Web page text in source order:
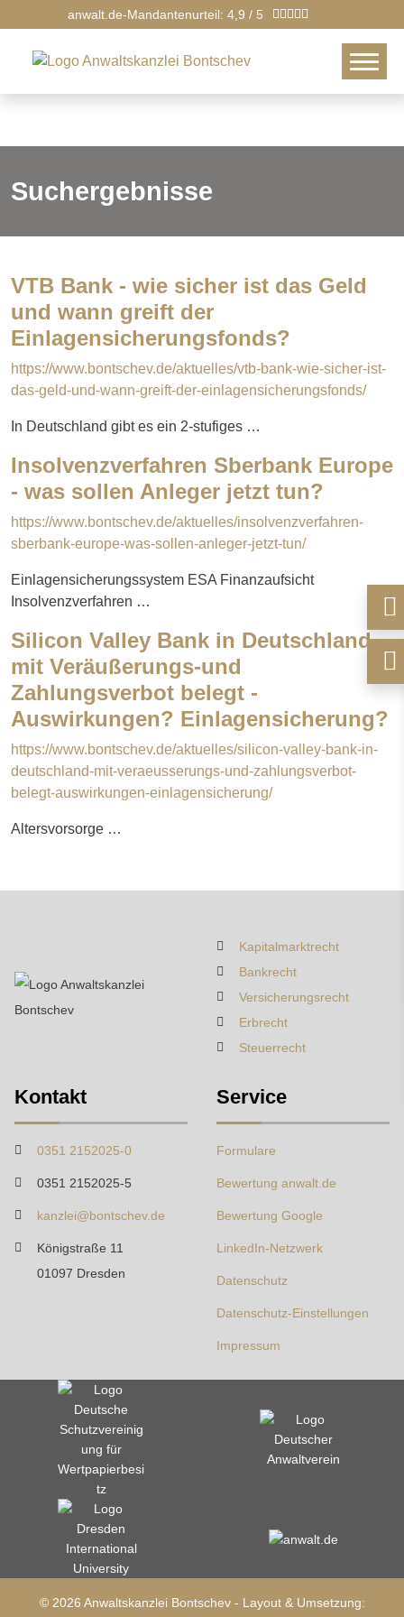
anwalt.de-Mandantenurteil: 4,9 / 5
Suchergebnisse
VTB Bank - wie sicher ist das Geld
und wann greift der
Einlagensicherungsfonds?
https://www.bontschev.de/aktuelles/vtb-bank-wie-sicher-ist-
das-geld-und-wann-greift-der-einlagensicherungsfonds/
In Deutschland gibt es ein 2-stufiges …
Insolvenzverfahren Sberbank Europe
- was sollen Anleger jetzt tun?
https://www.bontschev.de/aktuelles/insolvenzverfahren-
sberbank-europe-was-sollen-anleger-jetzt-tun/
Einlagensicherungssystem ESA Finanzaufsicht
Insolvenzverfahren …
Silicon Valley Bank in Deutschland
mit Veräußerungs-und
Zahlungsverbot belegt -
Auswirkungen? Einlagensicherung?
https://www.bontschev.de/aktuelles/silicon-valley-bank-in-
deutschland-mit-veraeusserungs-und-zahlungsverbot-
belegt-auswirkungen-einlagensicherung/
Altersvorsorge …
Kapitalmarktrecht
Bankrecht
Versicherungsrecht
Erbrecht
Steuerrecht
Kontakt
0351 2152025-0
0351 2152025-5
kanzlei@bontschev.de
Königstraße 11
01097 Dresden
Service
Formulare
Bewertung anwalt.de
Bewertung Google
LinkedIn-Netzwerk
Datenschutz
Datenschutz-Einstellungen
Impressum
© 2026 Anwaltskanzlei Bontschev - Layout & Umsetzung: